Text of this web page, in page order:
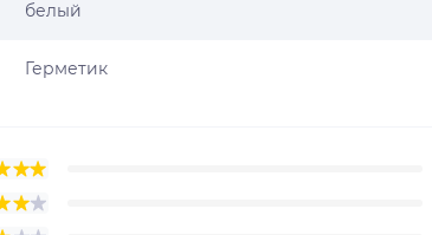
белый
Герметик